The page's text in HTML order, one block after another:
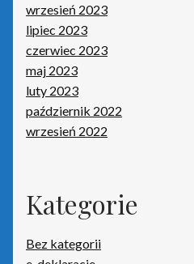
Koszyk
Moje konto
Monitoring wizyjny
wrzesień 2023
lipiec 2023
czerwiec 2023
maj 2023
luty 2023
październik 2022
wrzesień 2022
Kategorie
Bez kategorii